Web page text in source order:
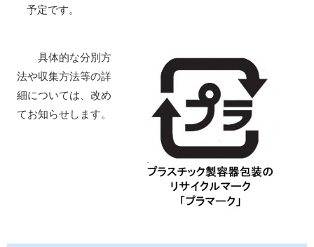
予定です。
具体的な分別方
法や収集方法等の詳
細については、改め
てお知らせします。